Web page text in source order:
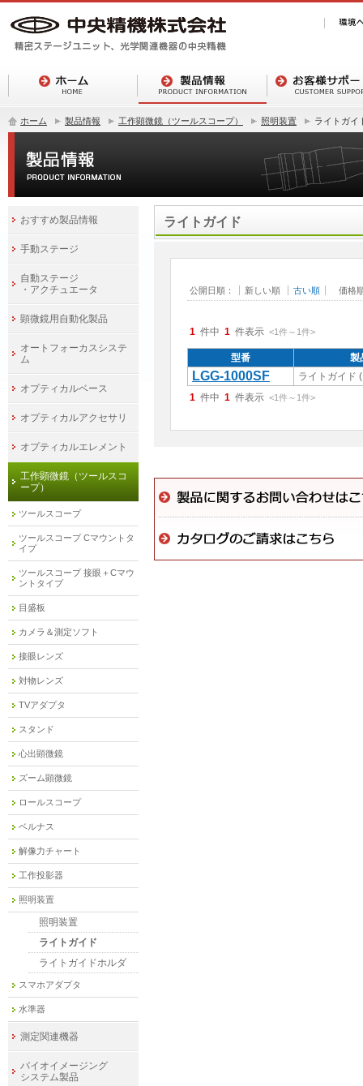
ホーム 製品情報 工作顕微鏡（ツールスコープ） 照明装置 ライトガイ
ライトガイド
公開日順： 新しい順 古い順 価格
1 件中 1 件表示 <1件～ 1件>
型番 製
LGG-1000SF
ライトガイド
1 件中 1 件表示 <1件～ 1件>
おすすめ製品情報
手動ステージ
自動ステージ
・アクチュエータ
顕微鏡用自動化製品
オートフォーカスシステ
ム
オプティカルベース
オプティカルアクセサリ
オプティカルエレメント
工作顕微鏡（ツールスコ
ープ）
ツールスコープ
ツールスコープ Cマウントタ
イプ
ツールスコープ 接眼＋Cマウ
ントタイプ
目盛板
カメラ＆測定ソフト
接眼レンズ
対物レンズ
TVアダプタ
スタンド
心出顕微鏡
ズーム顕微鏡
ロールスコープ
ベルナス
解像力チャート
工作投影器
照明装置
照明装置
ライトガイド
ライトガイドホルダ
スマホアダプタ
水準器
測定関連機器
バイオイメージング
システム製品